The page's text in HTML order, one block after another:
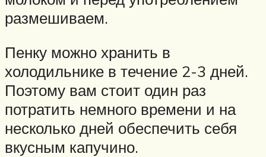
размешиваем.
Пенку можно хранить в
холодильнике в течение 2-3 дней.
Поэтому вам стоит один раз
потратить немного времени и на
несколько дней обеспечить себя
вкусным капучино.